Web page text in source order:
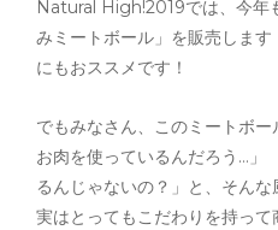
Natural High!2019では、今年
みミートボール」を販売しま
にもおススメです！
でもみなさん、このミートボ
お肉を使っているんだろう…
るんじゃないの？」と、そん
実はとってもこだわりを持って